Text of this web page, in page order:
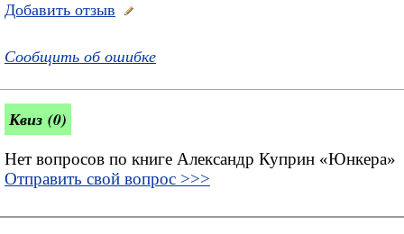
Добавить отзыв
Сообщить об ошибке
Квиз (0)
Нет вопросов по книге Александр Куприн «Юнкера»
Отправить свой вопрос >>>